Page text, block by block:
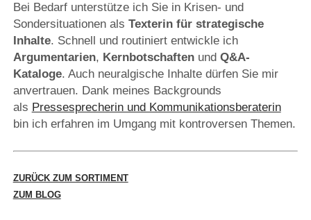
Bei Bedarf unterstütze ich Sie in Krisen- und
Sondersituationen als Texterin für strategische
Inhalte. Schnell und routiniert entwickle ich
Argumentarien, Kernbotschaftenund Q&A-
Kataloge. Auch neuralgische Inhalte dürfen Sie mir
anvertrauen. Dank meines Backgrounds
als Pressesprecherin und Kommunikationsberaterin
bin ich erfahren im Umgang mit kontroversen Themen.
ZURÜCK ZUM SORTIMENT
ZUM BLOG